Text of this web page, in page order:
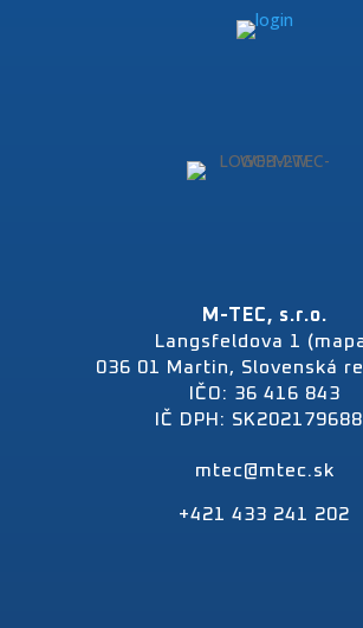
M-TEC, s.r.o.
Langsfeldova 1
036 01 Martin, Slovenská
IČO: 36 416 843
IČ DPH:
mtec@mtec.sk
+421 433 241 202